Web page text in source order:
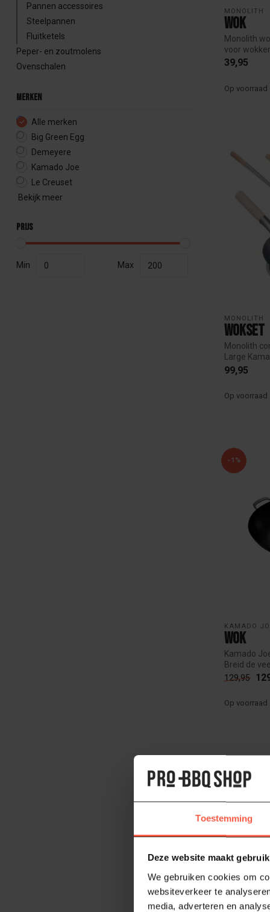
Toestemming
Deze website maakt
We gebruiken cookies om
websiteverkeer te
media, adverteren en
Pannen accessoires
Steelpannen
Fluitketels
Peper- en zoutmolens
Ovenschalen
Merken
Alle merken
Big Green Egg
Demeyere
Kamado Joe
Le Creuset
Bekijk meer
Prijs
Min Max
MONOLITH
Wok
Monolith
voor
vlees, ...
39,95
Op voorraad
MONOLITH
Wokset
Monolith
Large
wokken ...
99,95
Op voorraad
-1%
KAMADO
Wok
Kamado
Breid de
Joe keram...
129,95
Op voorraad